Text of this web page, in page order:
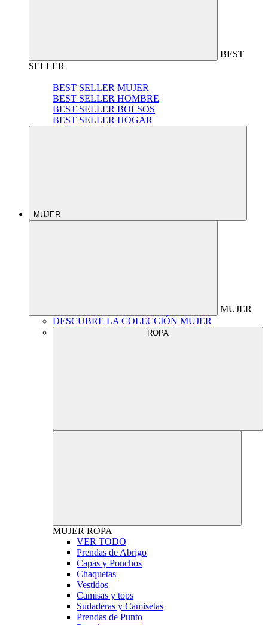
BEST
SELLER
BEST SELLER MUJER
BEST SELLER HOMBRE
BEST SELLER BOLSOS
BEST SELLER HOGAR
MUJER
MUJER
DESCUBRE LA COLECCIÓN MUJER
ROPA
MUJER ROPA
VER TODO
Prendas de Abrigo
Capas y Ponchos
Chaquetas
Vestidos
Camisas y tops
Sudaderas y Camisetas
Prendas de Punto